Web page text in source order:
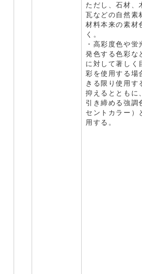
ただし、石材、
瓦などの自然素
材料本来の素材
く。
・高彩度色や蛍
発色する色彩な
に対して著しく
彩を使用する場
きる限り使用す
抑えるとともに
引き締める強調
セントカラー）
用する。